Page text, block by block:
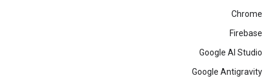
Chrome
Firebase
Google AI Studio
Google Antigravity